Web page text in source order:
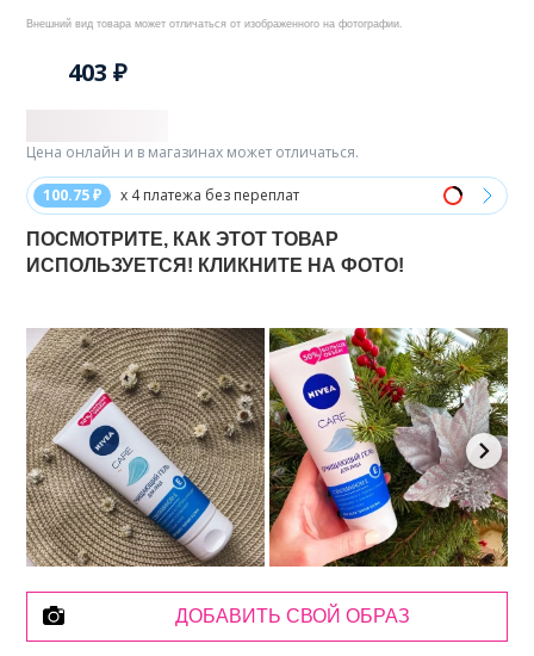
Внешний вид товара может отличаться от изображенного на фотографии.
403 ₽
100.75 ₽ x 4 платежа без переплат
Цена онлайн и в магазинах может отличаться.
ПОСМОТРИТЕ, КАК ЭТОТ ТОВАР
ИСПОЛЬЗУЕТСЯ! КЛИКНИТЕ НА ФОТО!
ДОБАВИТЬ СВОЙ ОБРАЗ